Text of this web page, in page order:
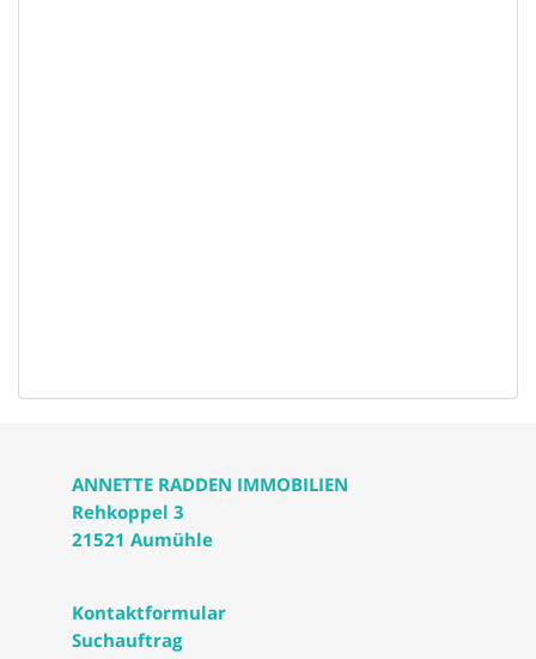
ANNETTE RADDEN IMMOBILIEN
Rehkoppel 3
21521 Aumühle
Kontaktformular
Suchauftrag